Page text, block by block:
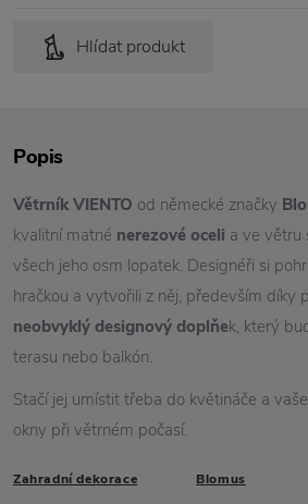
Hlídat produkt
Popis
Větrník VIENTO od německé značky
kvalitní matné nerezové oceli a ve větru
všech jeho osm lopatek. Designéři si
hračkou a vytvořili z něj, především díky
neobvyklý designový doplňek, který
terasu nebo balkón.
Stačí jej umístit třeba do květináče a
okny při větrném počasí.
Zahradní dekorace Blomus